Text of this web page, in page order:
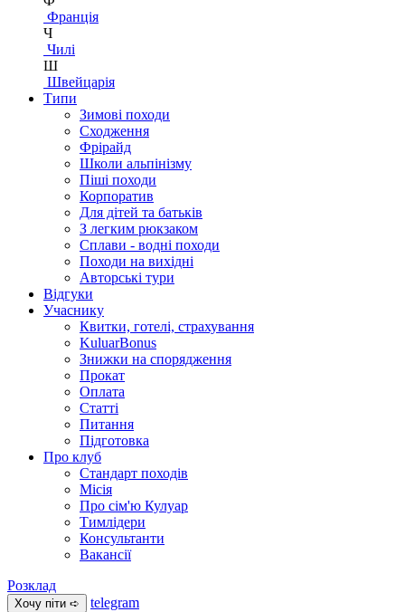
Франція
Ч
Чилі
Ш
Швейцарія
Типи
Зимові походи
Сходження
Фрірайд
Школи альпінізму
Піші походи
Корпоратив
Для дітей та батьків
З легким рюкзаком
Сплави - водні походи
Походи на вихідні
Авторські тури
Відгуки
Учаснику
Квитки, готелі, страхування
KuluarBonus
Знижки на спорядження
Прокат
Оплата
Статті
Питання
Підготовка
Про клуб
Стандарт походів
Місія
Про сім'ю Кулуар
Тимлідери
Консультанти
Вакансії
Розклад
Хочу піти ➪
telegram